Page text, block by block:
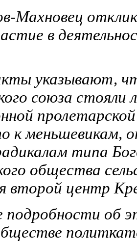
Махновец
в
указывают,
союза стояли
к меньшевикам,
типа
общества
второй центр
об